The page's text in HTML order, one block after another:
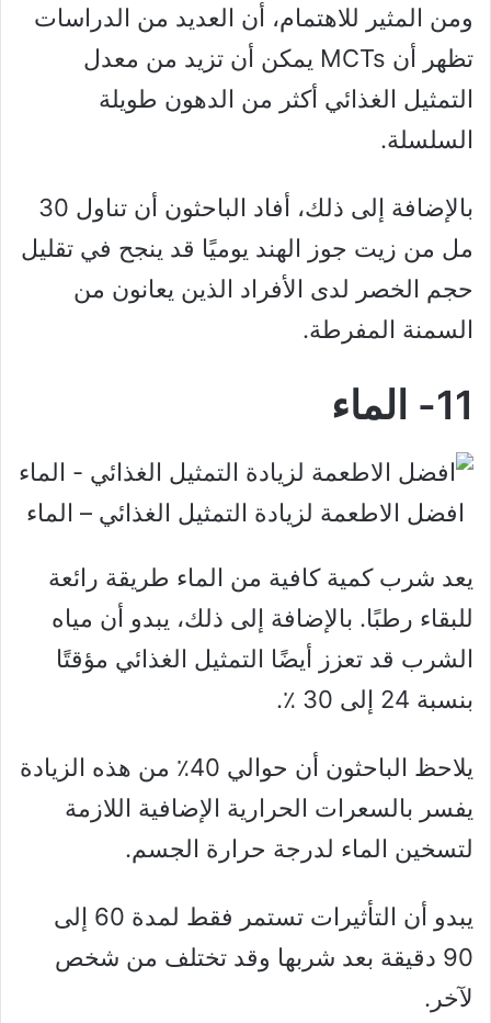
ومن المثير للاهتمام، أن العديد من الدراسات
تظهر أن MCTs يمكن أن تزيد من معدل
التمثيل الغذائي أكثر من الدهون طويلة
السلسلة.
بالإضافة إلى ذلك، أفاد الباحثون أن تناول 30
مل من زيت جوز الهند يوميًا قد ينجح في تقليل
حجم الخصر لدى الأفراد الذين يعانون من
السمنة المفرطة.
11- الماء
افضل الاطعمة لزيادة التمثيل الغذائي – الماء
يعد شرب كمية كافية من الماء طريقة رائعة
للبقاء رطبًا. بالإضافة إلى ذلك، يبدو أن مياه
الشرب قد تعزز أيضًا التمثيل الغذائي مؤقتًا
بنسبة 24 إلى 30 ٪.
يلاحظ الباحثون أن حوالي 40٪ من هذه الزيادة
يفسر بالسعرات الحرارية الإضافية اللازمة
لتسخين الماء لدرجة حرارة الجسم.
يبدو أن التأثيرات تستمر فقط لمدة 60 إلى
90 دقيقة بعد شربها وقد تختلف من شخص
لآخر.